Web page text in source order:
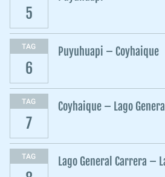
5
TAG
6
Puyuhuapi – Coyhaique
TAG
7
Coyhaique – Lago
TAG Lago General Carrera –